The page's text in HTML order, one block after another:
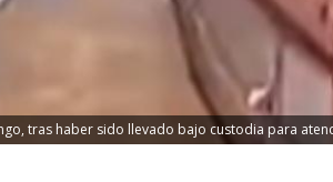
tras haber sido llevado bajo custodia para